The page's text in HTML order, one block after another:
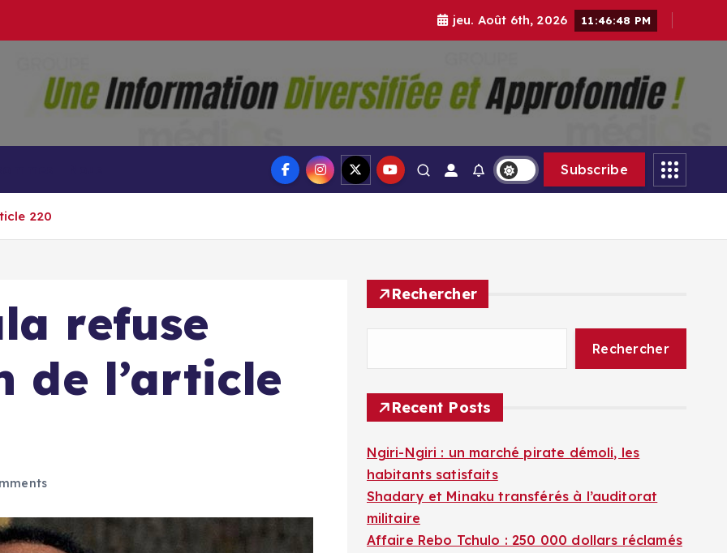
jeu. Août 6th, 2026 11:46:49 PM
Groupe Aigle Médias
Subscribe
220
refuse
de l’article
Rechercher
Rechercher
Recent Posts
Ngiri-Ngiri : un marché pirate démoli, les
habitants satisfaits
Shadary et Minaku transférés à l’auditorat
militaire
Affaire Rebo Tchulo : 250 000 dollars réclamés